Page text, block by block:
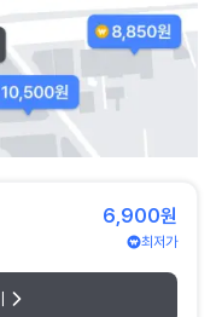
6,900원
최저가